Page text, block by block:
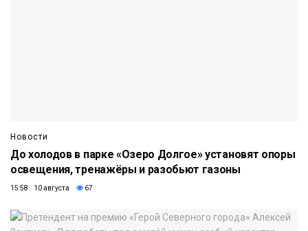
Новости
До холодов в парке «Озеро Долгое» установят опоры
освещения, тренажёры и разобьют газоны
15:58 10 августа 67